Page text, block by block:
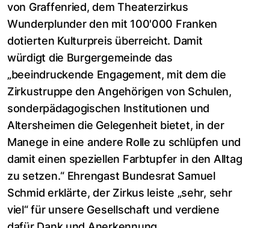
von Graffenried, dem Theaterzirkus
Wunderplunder den mit 100'000 Franken
dotierten Kulturpreis überreicht. Damit
würdigt die Burgergemeinde das
„beeindruckende Engagement, mit dem die
Zirkustruppe den Angehörigen von Schulen,
sonderpädagogischen Institutionen und
Altersheimen die Gelegenheit bietet, in der
Manege in eine andere Rolle zu schlüpfen und
damit einen speziellen Farbtupfer in den Alltag
zu setzen.“ Ehrengast Bundesrat Samuel
Schmid erklärte, der Zirkus leiste „sehr, sehr
viel“ für unsere Gesellschaft und verdiene